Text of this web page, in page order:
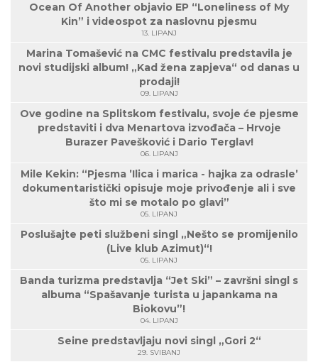
Ocean Of Another objavio EP “Loneliness of My
Kin” i videospot za naslovnu pjesmu
13. LIPANJ
Marina Tomašević na CMC festivalu predstavila je
novi studijski album! „Kad žena zapjeva“ od danas u
prodaji!
09. LIPANJ
Ove godine na Splitskom festivalu, svoje će pjesme
predstaviti i dva Menartova izvođača – Hrvoje
Burazer Pavešković i Dario Terglav!
06. LIPANJ
Mile Kekin: “Pjesma ’Ilica i marica - hajka za odrasle’
dokumentaristički opisuje moje privođenje ali i sve
što mi se motalo po glavi”
05. LIPANJ
Poslušajte peti službeni singl „Nešto se promijenilo
(Live klub Azimut)“!
05. LIPANJ
Banda turizma predstavlja “Jet Ski” – završni singl s
albuma “Spašavanje turista u japankama na
Biokovu”!
04. LIPANJ
Seine predstavljaju novi singl „Gori 2“
29. SVIBANJ